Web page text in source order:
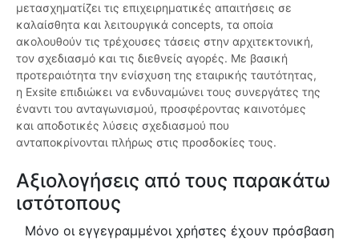
μετασχηματίζει τις επιχειρηματικές απαιτήσεις σε
καλαίσθητα και λειτουργικά concepts, τα οποία
ακολουθούν τις τρέχουσες τάσεις στην αρχιτεκτονική,
τον σχεδιασμό και τις διεθνείς αγορές. Με βασική
προτεραιότητα την ενίσχυση της εταιρικής ταυτότητας,
η Exsite επιδιώκει να ενδυναμώνει τους συνεργάτες της
έναντι του ανταγωνισμού, προσφέροντας καινοτόμες
και αποδοτικές λύσεις σχεδιασμού που
ανταποκρίνονται πλήρως στις προσδοκίες τους.
Αξιολογήσεις από τους παρακάτω
ιστότοπους
Μόνο οι εγγεγραμμένοι χρήστες έχουν πρόσβαση